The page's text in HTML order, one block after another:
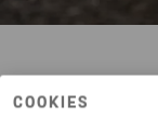
COOKIES